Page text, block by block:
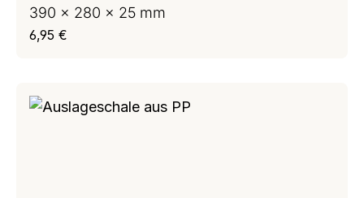
390 x 280 x 25 mm
Regulärer Preis:
6,95 €